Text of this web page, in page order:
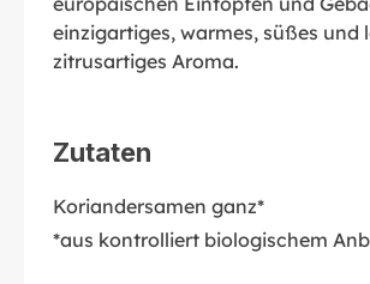
einzigartiges, warmes, süßes und
zitrusartiges Aroma.
Zutaten
Koriandersamen ganz*
*aus kontrolliert biologischem